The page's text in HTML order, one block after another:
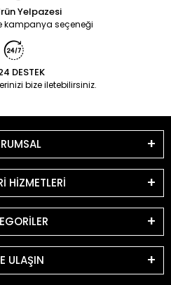
Yelpazesi
kampanya seçeneği
DESTEK
bize iletebilirsiniz.
HİZMETLERİ
ULAŞIN